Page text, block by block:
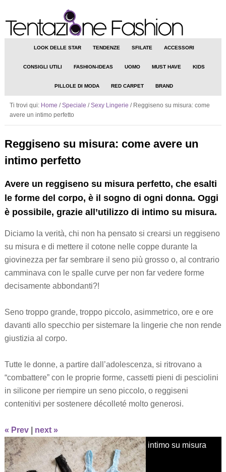
LOOK DELLE STAR TENDENZE SFILATE ACCESSORI
CONSIGLI UTILI FASHION-IDEAS UOMO MUST HAVE KIDS
PILLOLE DI MODA RED CARPET BRAND
Ti trovi qui: Home / Speciale / Sexy Lingerie /Reggiseno su misura: come
avere un intimo perfetto
Reggiseno su misura: come avere un
intimo perfetto
Avere un reggiseno su misura perfetto, che esalti
le forme del corpo, è il sogno di ogni donna. Oggi
è possibile, grazie all’utilizzo di intimo su misura.
Diciamo la verità, chi non ha pensato si crearsi un reggiseno
su misura e di mettere il cotone nelle coppe durante la
giovinezza per far sembrare il seno più grosso o, al contrario
camminava con le spalle curve per non far vedere forme
decisamente abbondanti?!
Seno troppo grande, troppo piccolo, asimmetrico, ore e ore
davanti allo specchio per sistemare la lingerie che non rende
giustizia al corpo.
Tutte le donne, a partire dall’adolescenza, si ritrovano a
“combattere” con le proprie forme, cassetti pieni di pesciolini
in silicone per riempire un seno piccolo, o reggiseni
contenitivi per sostenere décolleté molto generosi.
« Prev| next »
intimo su misura
intimo su misura
intimo su misura
intimo su misura
intimo su misura